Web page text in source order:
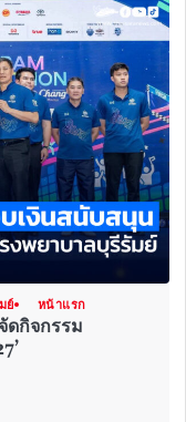
ย์ หน้าแรก
ดกิจกรรม